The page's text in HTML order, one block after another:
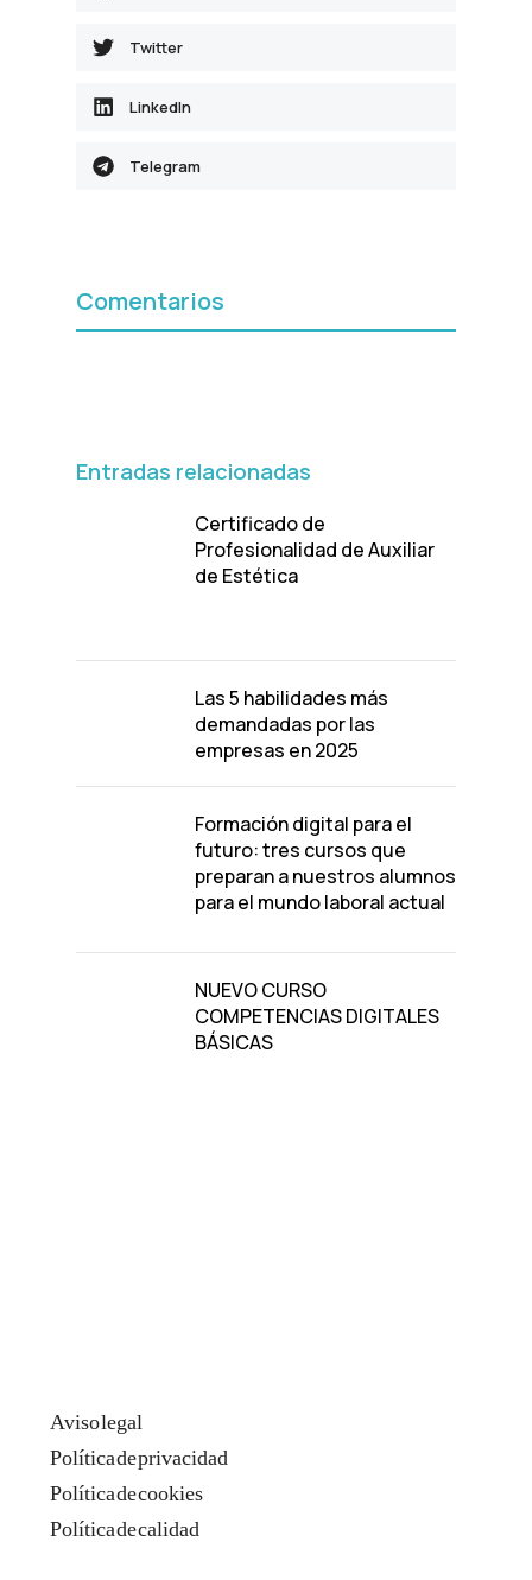
Twitter
LinkedIn
Telegram
Comentarios
Entradas relacionadas
Certificado de
Profesionalidad de Auxiliar
de Estética
Las 5 habilidades más
demandadas por las
empresas en 2025
Formación digital para el
futuro: tres cursos que
preparan a nuestros alumnos
para el mundo laboral actual
NUEVO CURSO
COMPETENCIAS DIGITALES
BÁSICAS
Aviso legal
Política de privacidad
Política de cookies
Política de calidad